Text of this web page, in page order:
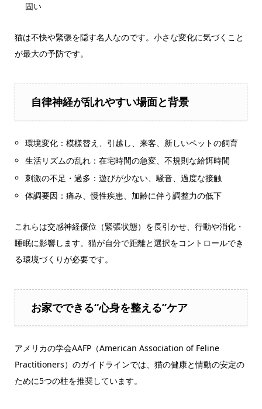
固い
猫は不快や緊張を隠す名人なのです。小さな変化に気づくこと
が最大の予防です。
自律神経が乱れやすい場面と背景
環境変化：模様替え、引越し、来客、新しいペットの飼育
生活リズムの乱れ：在宅時間の急変、不規則な給餌時間
刺激の不足・過多：遊びが少ない、騒音、過度な接触
体調要因：痛み、慢性疾患、加齢に伴う調整力の低下
これらは交感神経優位（緊張状態）を長引かせ、行動や消化・
睡眠に影響します。猫が自分で距離と選択をコントロールでき
る環境づくりが必要です。
お家でできる“心身を整える”ケア
アメリカの学会AAFP（American Association of Feline
Practitioners）のガイドラインでは、猫の健康と情動の安定の
ために5つの柱を推奨しています。